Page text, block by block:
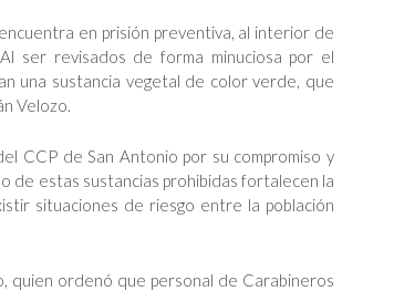
en prisión preventiva, al interior de
ser revisados de forma minuciosa por el
una sustancia vegetal de color verde, que
Velozo.
CCP de San Antonio por su compromiso y
de estas sustancias prohibidas fortalecen la
situaciones de riesgo entre la población
quien ordenó que personal de Carabineros